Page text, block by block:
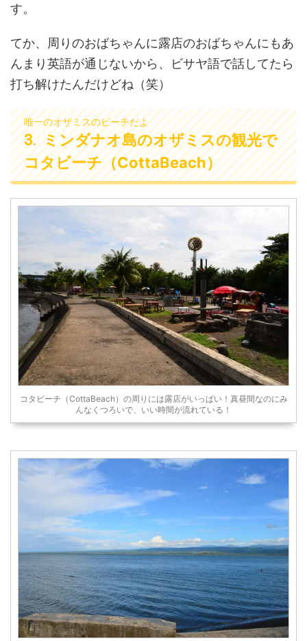
す。
てか、周りのおばちゃんに露店のおばちゃんにもあ
んまり英語が通じないから、ビサヤ語で話してたら
打ち解けたんだけどね（笑）
唯一のオザミスのビーチだよ
ミンダナオ島のオザミスの観光で
コタビーチ（CottaBeach）
コタビーチ（CottaBeach）の周りには露店がいっぱい！真昼間なのにみ
んなくつろいで、いい時間が流れている！